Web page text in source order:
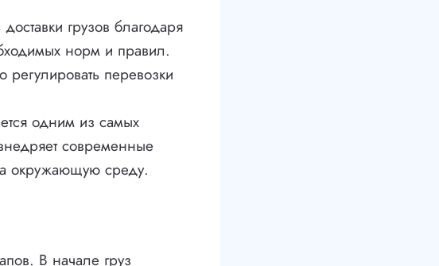
грузов благодаря
норм и правил.
регулировать перевозки
одним из самых
современные
окружающую среду.
В начале груз